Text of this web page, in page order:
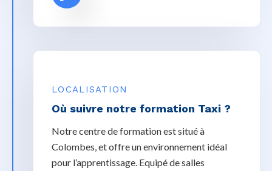
LOCALISATION
Où suivre notre formation Taxi ?
Notre centre de formation est situé à
Colombes, et offre un environnement idéal
pour l’apprentissage. Equipé de salles